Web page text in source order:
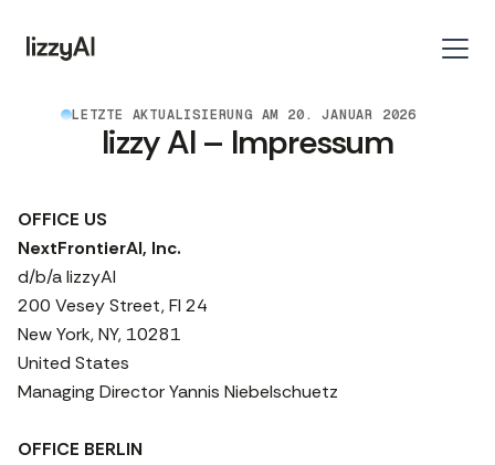
LETZTE AKTUALISIERUNG AM 20. JANUAR 2026
lizzy AI – Impressum
OFFICE US
NextFrontierAI, Inc.
d/b/a lizzyAI
200 Vesey Street, Fl 24
New York, NY, 10281
United States
Managing Director Yannis Niebelschuetz
OFFICE BERLIN